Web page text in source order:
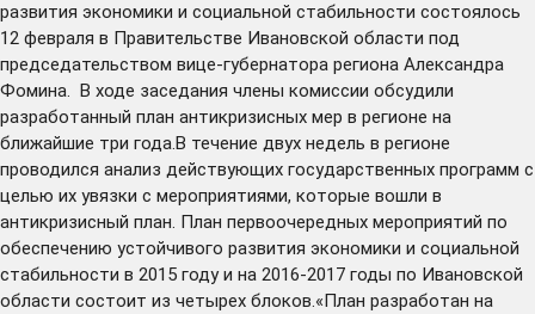
развития экономики и социальной стабильности состоялось
12 февраля в Правительстве Ивановской области под
председательством вице-губернатора региона Александра
Фомина. В ходе заседания члены комиссии обсудили
разработанный план антикризисных мер в регионе на
ближайшие три года.В течение двух недель в регионе
проводился анализ действующих государственных программ с
целью их увязки с мероприятиями, которые вошли в
антикризисный план. План первоочередных мероприятий по
обеспечению устойчивого развития экономики и социальной
стабильности в 2015 году и на 2016-2017 годы по Ивановской
области состоит из четырех блоков.«План разработан на